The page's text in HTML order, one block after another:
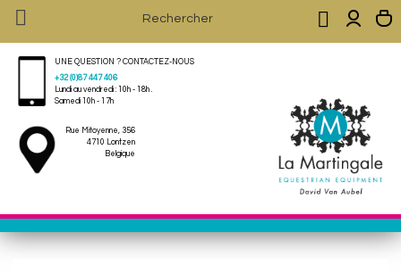
 
UNE QUESTION ? CONTACTEZ-NOUS
+32 (0)87 447 406
Lundi au vendredi : 10h - 18h .
Samedi 10h - 17h
Rue Mitoyenne, 356
4710 Lontzen
Belgique